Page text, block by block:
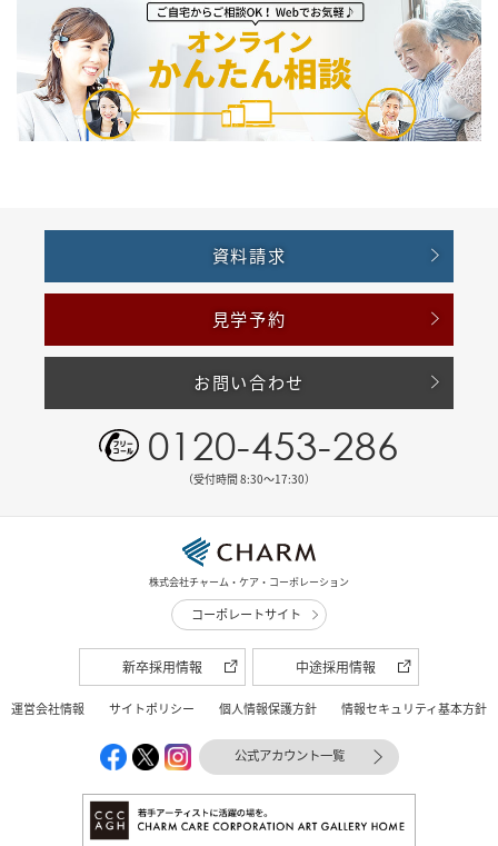
資料請求
見学予約
お問い合わせ
0120-453-286
（受付時間 8:30〜17:30）
株式会社チャーム・ケア・コーポレーション
コーポレートサイト
新卒採用情報 中途採用情報
運営会社情報 サイトポリシー 個人情報保護方針 情報セキュリティ基本方針
公式アカウント一覧